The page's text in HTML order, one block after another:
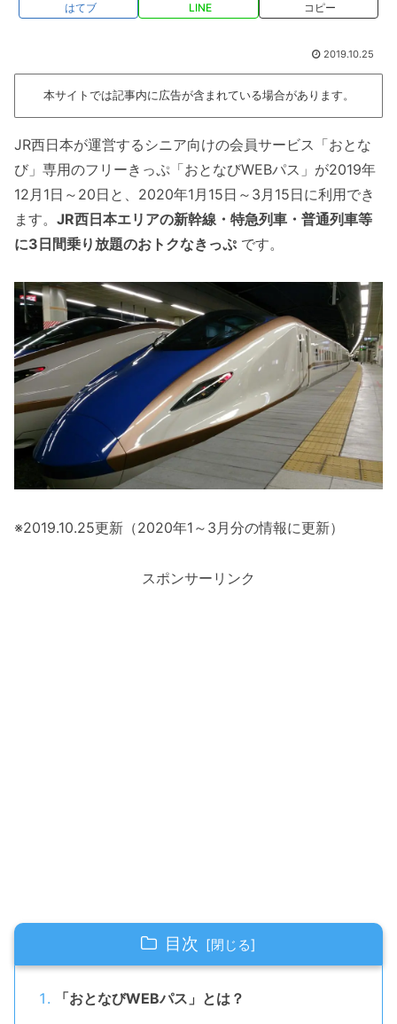
はてブ LINE コピー
2019.10.25
本サイトでは記事内に広告が含まれている場合があります。
JR西日本が運営するシニア向けの会員サービス「おとな
び」専用のフリーきっぷ「おとなびWEBパス」が2019年
12月1日～20日と、2020年1月15日～3月15日に利用でき
ます。 JR西日本エリアの新幹線・特急列車・普通列車等
に3日間乗り放題のおトクなきっぷです。
※2019.10.25更新（2020年1～3月分の情報に更新）
スポンサーリンク
目次
「おとなびWEBパス」とは？